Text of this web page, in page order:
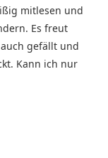
mitlesen und
Es freut
gefällt und
Kann ich nur